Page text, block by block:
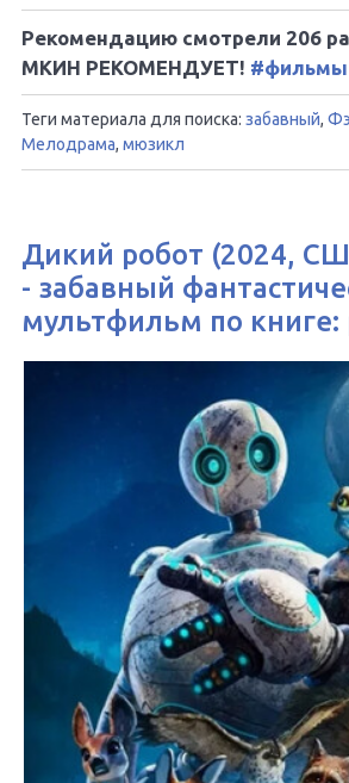
Рекомендацию смотрели 206
МКИН РЕКОМЕНДУЕТ! #фильмы
Теги материала для поиска: забавный,
Мелодрама, мюзикл
Дикий робот (2024,
- забавный
мультфильм по книге: